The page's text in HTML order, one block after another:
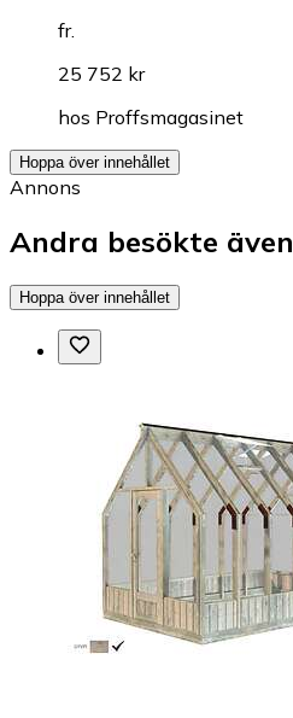
fr.
25 752 kr
hos Proffsmagasinet
Hoppa över innehållet
Annons
Andra besökte även
Hoppa över innehållet